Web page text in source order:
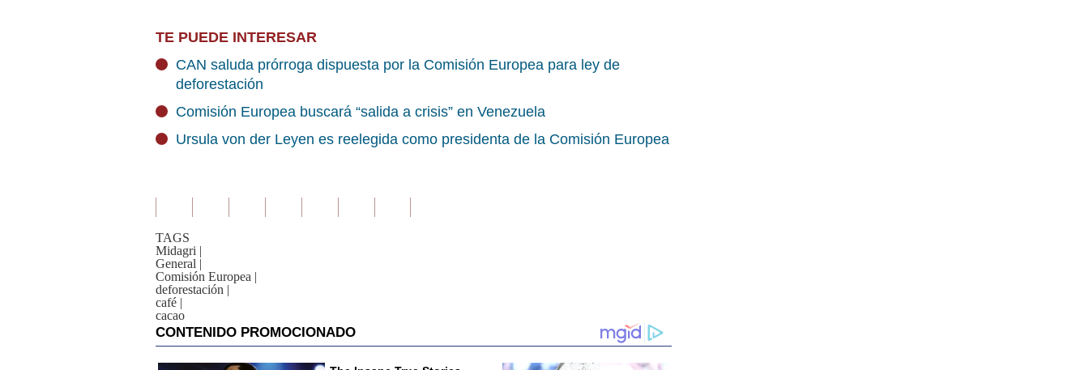
TE PUEDE INTERESAR
CAN saluda prórroga dispuesta por la Comisión Europea para ley de
deforestación
Comisión Europea buscará “salida a crisis” en Venezuela
Ursula von der Leyen es reelegida como presidenta de la Comisión Europea
TAGS
Midagri |
General |
Comisión Europea |
deforestación |
café |
cacao